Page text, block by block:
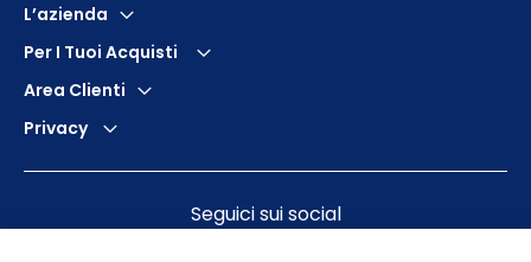
L’azienda
Per I Tuoi Acquisti
Area Clienti
Privacy
Seguici sui social